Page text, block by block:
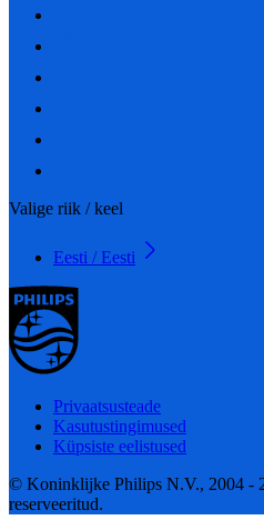
Valige riik / keel
Eesti / Eesti
Privaatsusteade
Kasutustingimused
Küpsiste eelistused
© Koninklijke Philips N.V., 2004 -
reserveeritud.